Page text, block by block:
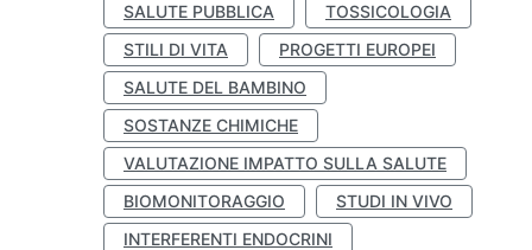
SALUTE PUBBLICA
TOSSICOLOGIA
STILI DI VITA
PROGETTI EUROPEI
SALUTE DEL BAMBINO
SOSTANZE CHIMICHE
VALUTAZIONE IMPATTO SULLA SALUTE
BIOMONITORAGGIO
STUDI IN VIVO
INTERFERENTI ENDOCRINI